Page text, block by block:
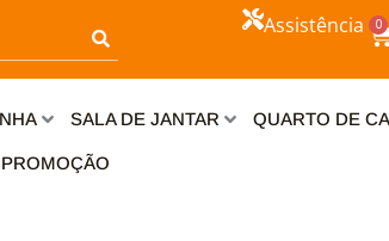
Assistência 0
SALA DE JANTAR QUARTO DE
PROMOÇÃO